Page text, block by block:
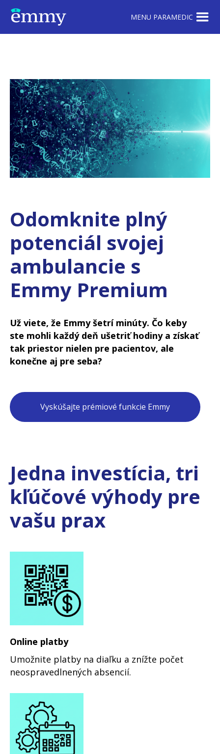
MENU PARAMEDIC
Odomknite plný
potenciál svojej
ambulancie s
Emmy Premium
Už viete, že Emmy šetrí minúty. Čo keby
ste mohli každý deň ušetriť hodiny a získať
tak priestor nielen pre pacientov, ale
konečne aj pre seba?
Vyskúšajte prémiové funkcie Emmy
Jedna investícia, tri
kľúčové výhody pre
vašu prax
Online platby
Umožnite platby na diaľku a znížte počet
neospravedlnených absencií.